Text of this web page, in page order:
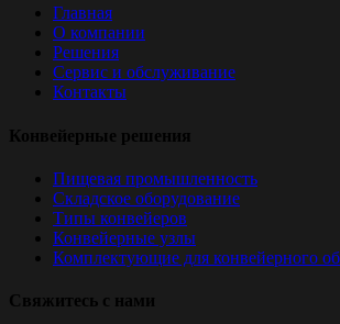
Главная
О компании
Решения
Сервис и обслуживание
Контакты
Конвейерные решения
Пищевая промышленность
Складское оборудование
Типы конвейеров
Конвейерные узлы
Комплектующие для конвейерного
Свяжитесь с нами